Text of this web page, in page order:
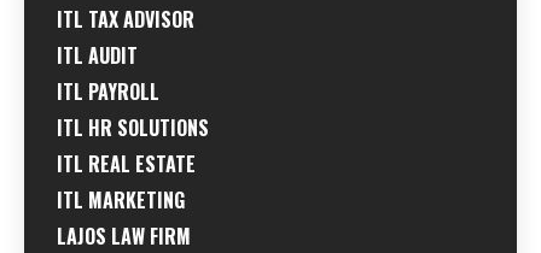
ITL TAX ADVISOR
ITL AUDIT
ITL PAYROLL
ITL HR SOLUTIONS
ITL REAL ESTATE
ITL MARKETING
LAJOS LAW FIRM